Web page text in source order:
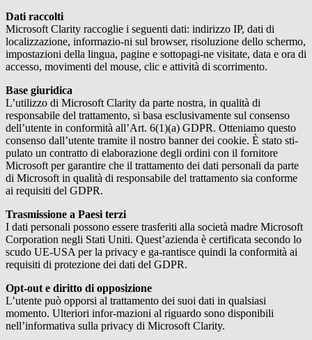
Dati raccolti
Microsoft Clarity raccoglie i seguenti dati: indirizzo IP, dati di
localizzazione, informazio-ni sul browser, risoluzione dello schermo,
impostazioni della lingua, pagine e sottopagi-ne visitate, data e ora di
accesso, movimenti del mouse, clic e attività di scorrimento.
Base giuridica
L’utilizzo di Microsoft Clarity da parte nostra, in qualità di
responsabile del trattamento, si basa esclusivamente sul consenso
dell’utente in conformità all’Art. 6(1)(a) GDPR. Otteniamo questo
consenso dall’utente tramite il nostro banner dei cookie. È stato sti-
pulato un contratto di elaborazione degli ordini con il fornitore
Microsoft per garantire che il trattamento dei dati personali da parte
di Microsoft in qualità di responsabile del trattamento sia conforme
ai requisiti del GDPR.
Trasmissione a Paesi terzi
I dati personali possono essere trasferiti alla società madre Microsoft
Corporation negli Stati Uniti. Quest’azienda è certificata secondo lo
scudo UE-USA per la privacy e ga-rantisce quindi la conformità ai
requisiti di protezione dei dati del GDPR.
Opt-out e diritto di opposizione
L’utente può opporsi al trattamento dei suoi dati in qualsiasi
momento. Ulteriori infor-mazioni al riguardo sono disponibili
nell’informativa sulla privacy di Microsoft Clarity.